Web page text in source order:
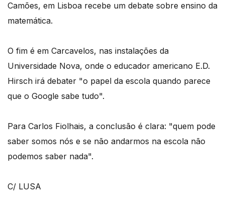
Camões, em Lisboa recebe um debate sobre ensino da
matemática.
O fim é em Carcavelos, nas instalações da
Universidade Nova, onde o educador americano E.D.
Hirsch irá debater "o papel da escola quando parece
que o Google sabe tudo".
Para Carlos Fiolhais, a conclusão é clara: "quem pode
saber somos nós e se não andarmos na escola não
podemos saber nada".
C/ LUSA